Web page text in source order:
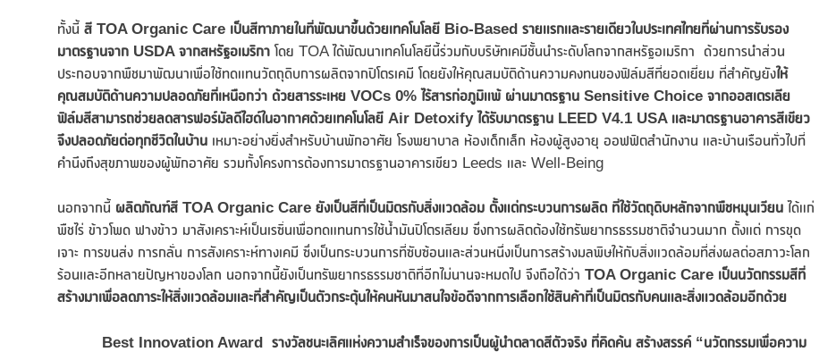
ทั้งนี้ สี TOA Organic Care เป็นสีทาภายในที่พัฒนาขึ้นด้วยเทคโนโลยี Bio-Based รายแรกและรายเดียวในประเทศไทยที่ผ่านการรับรอง
มาตรฐานจาก USDA จากสหรัฐอเมริกา โดย TOA ได้พัฒนาเทคโนโลยีนี้ร่วมกับบริษัทเคมีชั้นนำระดับโลกจากสหรัฐอเมริกา ด้วยการนำส่วน
ประกอบจากพืชมาพัฒนาเพื่อใช้ทดแทนวัตถุดิบการผลิตจากปิโตรเคมี โดยยังให้คุณสมบัติด้านความคงทนของฟิล์มสีที่ยอดเยี่ยม ที่สำคัญยังให้
คุณสมบัติด้านความปลอดภัยที่เหนือกว่า ด้วยสารระเหย VOCs 0% ไร้สารก่อภูมิแพ้ ผ่านมาตรฐาน Sensitive Choice จากออสเตรเลีย
ฟิล์มสีสามารถช่วยลดสารฟอร์มัลดีไฮด์ในอากาศด้วยเทคโนโลยี Air Detoxify ได้รับมาตรฐาน LEED V4.1 USA และมาตรฐานอาคารสีเขียว
จึงปลอดภัยต่อทุกชีวิตในบ้าน เหมาะอย่างยิ่งสำหรับบ้านพักอาศัย โรงพยาบาล ห้องเด็กเล็ก ห้องผู้สูงอายุ ออฟฟิตสำนักงาน และบ้านเรือนทั่วไปที่
คำนึงถึงสุขภาพของผู้พักอาศัย รวมทั้งโครงการต้องการมาตรฐานอาคารเขียว Leeds และ Well-Being
นอกจากนี้ ผลิตภัณฑ์สี TOA Organic Care ยังเป็นสีที่เป็นมิตรกับสิ่งแวดล้อม ตั้งแต่กระบวนการผลิต ที่ใช้วัตถุดิบหลักจากพืชหมุนเวียน ได้แก่
พืชไร่ ข้าวโพด ฟางข้าว มาสังเคราะห์เป็นเรซิ่นเพื่อทดแทนการใช้น้ำมันปิโตรเลียม ซึ่งการผลิตต้องใช้ทรัพยากรธรรมชาติจำนวนมาก ตั้งแต่ การขุด
เจาะ การขนส่ง การกลั่น การสังเคราะห์ทางเคมี ซึ่งเป็นกระบวนการที่ซับซ้อนและส่วนหนึ่งเป็นการสร้างมลพิษให้กับสิ่งแวดล้อมที่ส่งผลต่อสภาวะโลก
ร้อนและอีกหลายปัญหาของโลก นอกจากนี้ยังเป็นทรัพยากรธรรมชาติที่อีกไม่นานจะหมดไป จึงถือได้ว่า TOA Organic Care เป็นนวัตกรรมสีที่
สร้างมาเพื่อลดภาระให้สิ่งแวดล้อมและที่สำคัญเป็นตัวกระตุ้นให้คนหันมาสนใจข้อดีจากการเลือกใช้สินค้าที่เป็นมิตรกับคนและสิ่งแวดล้อมอีกด้วย
Best Innovation Award รางวัลชนะเลิศแห่งความสำเร็จของการเป็นผู้นำตลาดสีตัวจริง ที่คิดค้น สร้างสรรค์ “นวัตกรรมเพื่อความ